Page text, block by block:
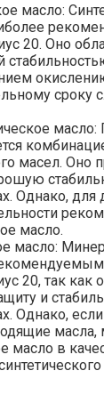
масло:
20. Оно
сроку
масло:
масел. Оно
Однако,
масло.
масло:
20, так как
и
Однако,
масло в